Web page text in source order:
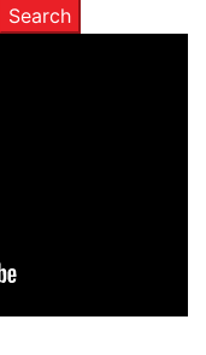
Search